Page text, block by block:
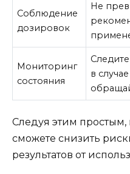
Соблюдение
дозировок
Не
Мониторинг
состояния
в
Следуя этим
сможете снизить
результатов от